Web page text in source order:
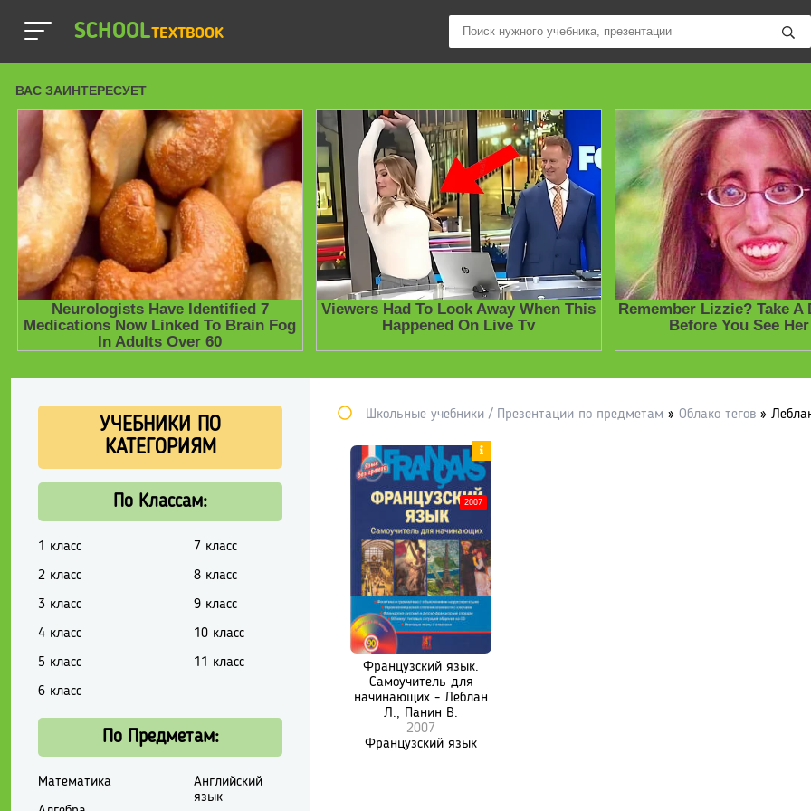
SCHOOLTEXTBOOK
Школьные учебники / Презентации по предметам » Облако тегов »
Французский язык.
Самоучитель для
начинающих - Леблан
Л., Панин В.
2007
Французский язык
2007
УЧЕБНИКИ ПО
КАТЕГОРИЯМ
По Классам:
1 класс
2 класс
3 класс
4 класс
5 класс
6 класс
7 класс
8 класс
9 класс
10 класс
11 класс
По Предметам:
Математика
Английский
язык